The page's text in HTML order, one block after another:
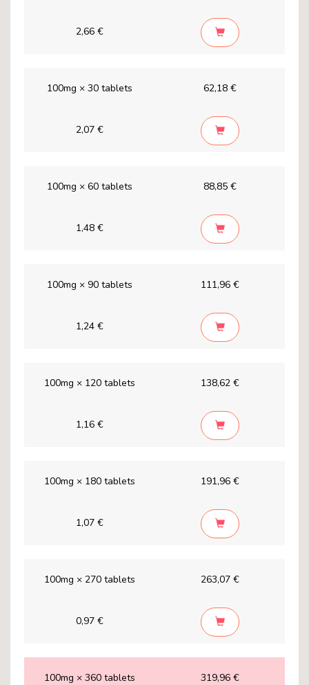
2,66 €
100mg × 30 tablets 62,18 €
2,07 €
100mg × 60 tablets 88,85 €
1,48 €
100mg × 90 tablets 111,96 €
1,24 €
100mg × 120 tablets 138,62 €
1,16 €
100mg × 180 tablets 191,96 €
1,07 €
100mg × 270 tablets 263,07 €
0,97 €
100mg × 360 tablets 319,96 €